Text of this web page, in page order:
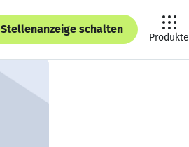
Stellenanzeige schalten
Produkte